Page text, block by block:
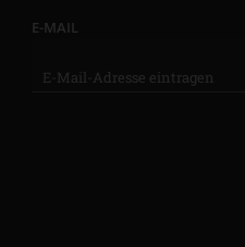
E-MAIL